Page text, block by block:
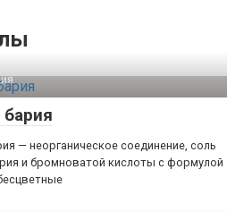
— неорганическое соединение, соль
и бромноватой кислоты с формулой